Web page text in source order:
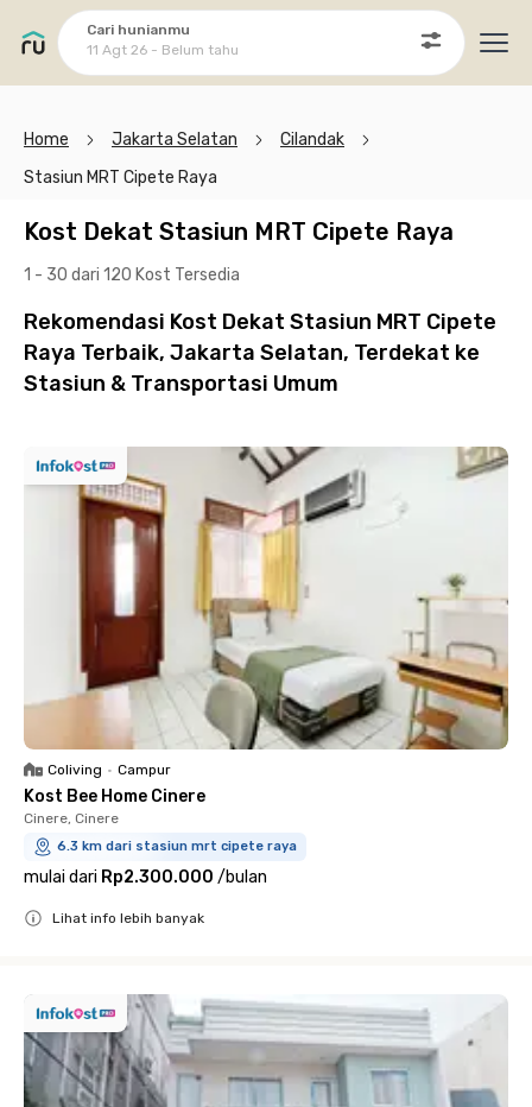
Cari hunianmu
11 Agt 26 - Belum tahu
Home Jakarta Selatan
Cilandak
Stasiun MRT Cipete Raya
Kost Dekat Stasiun MRT Cipete Raya
1 - 30 dari 120 Kost Tersedia
Rekomendasi Kost Dekat Stasiun MRT Cipete
Raya Terbaik, Jakarta Selatan, Terdekat ke
Stasiun & Transportasi Umum
Coliving • Campur
Kost Bee Home Cinere
Cinere, Cinere
6.3 km dari stasiun mrt cipete raya
mulai dari Rp2.300.000 /bulan
Lihat info lebih banyak